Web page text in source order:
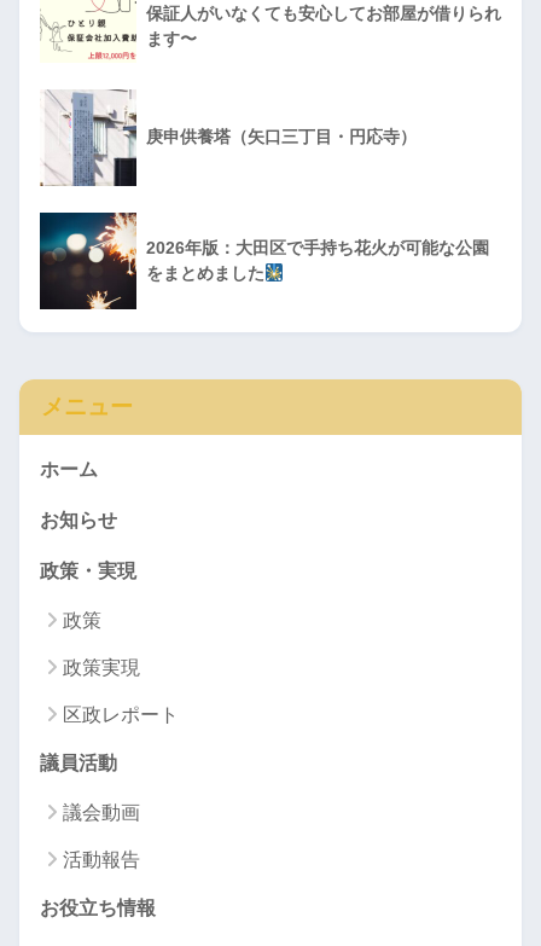
保証人がいなくても安心してお部屋が借りられ
ます〜
庚申供養塔（矢口三丁目・円応寺）
2026年版：大田区で手持ち花火が可能な公園
をまとめました
メニュー
ホーム
お知らせ
政策・実現
政策
政策実現
区政レポート
議員活動
議会動画
活動報告
お役立ち情報